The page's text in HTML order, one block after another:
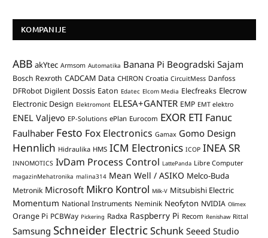
KOMPANIJE
ABB akYtec Armsom Automatika Banana Pi Beogradski Sajam
Bosch Rexroth CADCAM Data CHIRON Croatia CircuitMess Danfoss
DFRobot Digilent Dossis Eaton Edatec Elcom Media Elecfreaks Elecrow
Electronic Design Elektromont ELESA+GANTER EMP EMT elektro
ENEL Valjevo EP-Solutions ePlan Eurocom EXOR ETI Fanuc
Faulhaber Festo Fox Electronics Gamax Gomo Design
Hennlich Hidraulika HMS ICM Electronics ICOP INEA SR
INNOMOTICS IvDam Process Control LattePanda Libre Computer
magazinMehatronika malina314 Mean Well / ASIKO Melco-Buda
Metronik Microsoft Mikro Kontrol Milk-V Mitsubishi Electric
Momentum National Instruments Neminik Neofyton NVIDIA Olimex
Orange Pi PCBWay Pickering Radxa Raspberry Pi Recom Renishaw Rittal
Samsung Schneider ElectricSchunk Seeed Studio